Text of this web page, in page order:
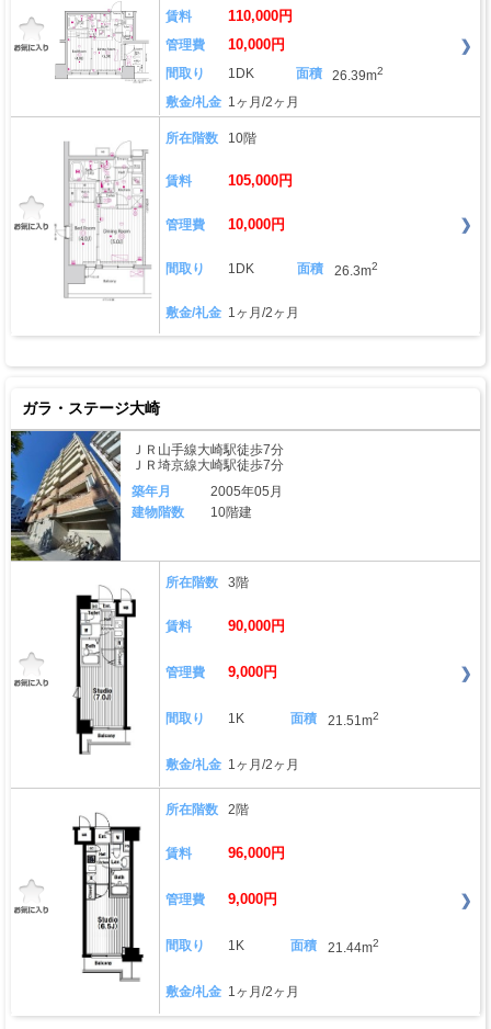
賃料
110,000円
管理費 10,000円
間取り 1DK 面積 26.39m2
敷金/礼金 1ヶ月/2ヶ月
所在階数 10階
賃料 105,000円
管理費 10,000円
間取り 1DK 面積 26.3m2
敷金/礼金 1ヶ月/2ヶ月
ガラ・ステージ大崎
ＪＲ山手線大崎駅徒歩7分
ＪＲ埼京線大崎駅徒歩7分
築年月
2005年05月
建物階数
10階建
所在階数 3階
賃料 90,000円
管理費 9,000円
間取り 1K 面積 21.51m2
敷金/礼金 1ヶ月/2ヶ月
所在階数 2階
賃料 96,000円
管理費 9,000円
間取り 1K 面積 21.44m2
敷金/礼金 1ヶ月/2ヶ月